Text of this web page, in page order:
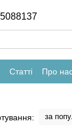
Статті Про
за